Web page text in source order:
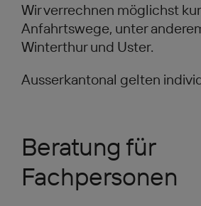
Wir verrechnen möglichst
Anfahrtswege, unter
Winterthur und Uster.
Ausserkantonal gelten
Beratung für
Fachpersonen